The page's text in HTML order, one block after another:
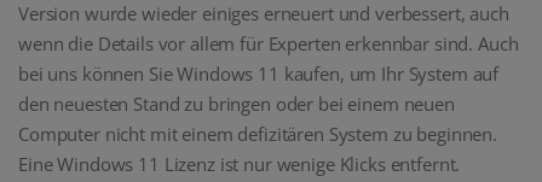
Version wurde wieder einiges erneuert und verbessert, auch
wenn die Details vor allem für Experten erkennbar sind. Auch
bei uns können Sie Windows 11 kaufen, um Ihr System auf
den neuesten Stand zu bringen oder bei einem neuen
Computer nicht mit einem defizitären System zu beginnen.
Eine Windows 11 Lizenz ist nur wenige Klicks entfernt.